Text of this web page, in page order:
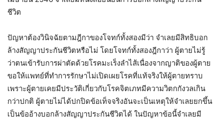
ชีวิต
ปัญหาต้องวินิจฉัยตามฎีกาของโจทก์ทั้งสองมีว่า จำเลยมีสิทธิบอก
ล้างสัญญาประกันชีวิตหรือไม่ โดยโจทก์ทั้งสองฎีกาว่า ผู้ตายไม่รู้
ว่าตนเข้ารับการผ่าตัดด้วยโรคมะเร็งลำไส้เนื่องจากญาติของผู้ตาย
ขอให้แพทย์ที่ทำการรักษาไม่เปิดเผยโรคที่แท้จริงให้ผู้ตายทราบ
เพราะผู้ตายเคยมีประวัติเกี่ยวกับโรคจิตเภทมีความวิตกกังวลเกิน
กว่าปกติ ผู้ตายไม่ได้ปกปิดข้อเท็จจริงอันจะเป็นเหตุให้จำเลยยกขึ้น
เป็นข้ออ้างบอกล้างสัญญาประกันชีวิตได้ ในปัญหาข้อนี้จำเลยมี